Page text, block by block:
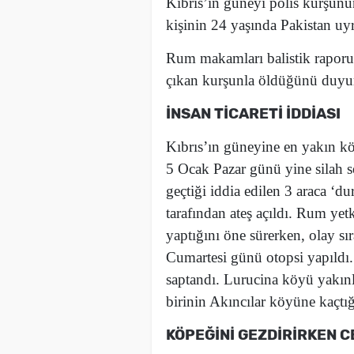
kişinin 24 yaşında Pakistan
Rum makamları balistik
çıkan kurşunla öldüğünü
İNSAN TİCARETİ İDDİASI
Kıbrıs’ın güneyine en yakın
5 Ocak Pazar günü yine silah
geçtiği iddia edilen 3 araca
tarafından ateş açıldı. Rum
yaptığını öne sürerken, olay
Cumartesi günü otopsi
saptandı. Lurucina köyü
birinin Akıncılar köyüne
KÖPEĞİNİ GEZDİRİRKEN